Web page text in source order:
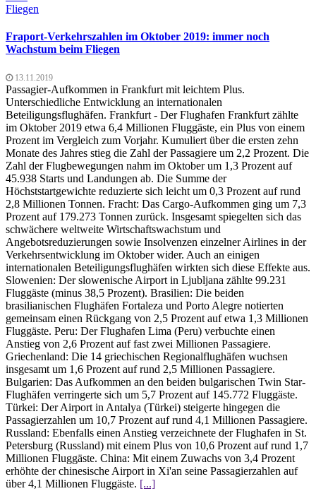
Fraport-Verkehrszahlen im Oktober 2019: immer noch
Wachstum beim Fliegen
13.11.2019
Passagier-Aufkommen in Frankfurt mit leichtem Plus.
Unterschiedliche Entwicklung an internationalen
Beteiligungsflughäfen. Frankfurt - Der Flughafen Frankfurt zählte
im Oktober 2019 etwa 6,4 Millionen Fluggäste, ein Plus von einem
Prozent im Vergleich zum Vorjahr. Kumuliert über die ersten zehn
Monate des Jahres stieg die Zahl der Passagiere um 2,2 Prozent. Die
Zahl der Flugbewegungen nahm im Oktober um 1,3 Prozent auf
45.938 Starts und Landungen ab. Die Summe der
Höchststartgewichte reduzierte sich leicht um 0,3 Prozent auf rund
2,8 Millionen Tonnen. Fracht: Das Cargo-Aufkommen ging um 7,3
Prozent auf 179.273 Tonnen zurück. Insgesamt spiegelten sich das
schwächere weltweite Wirtschaftswachstum und
Angebotsreduzierungen sowie Insolvenzen einzelner Airlines in der
Verkehrsentwicklung im Oktober wider. Auch an einigen
internationalen Beteiligungsflughäfen wirkten sich diese Effekte aus.
Slowenien: Der slowenische Airport in Ljubljana zählte 99.231
Fluggäste (minus 38,5 Prozent). Brasilien: Die beiden
brasilianischen Flughäfen Fortaleza und Porto Alegre notierten
gemeinsam einen Rückgang von 2,5 Prozent auf etwa 1,3 Millionen
Fluggäste. Peru: Der Flughafen Lima (Peru) verbuchte einen
Anstieg von 2,6 Prozent auf fast zwei Millionen Passagiere.
Griechenland: Die 14 griechischen Regionalflughäfen wuchsen
insgesamt um 1,6 Prozent auf rund 2,5 Millionen Passagiere.
Bulgarien: Das Aufkommen an den beiden bulgarischen Twin Star-
Flughäfen verringerte sich um 5,7 Prozent auf 145.772 Fluggäste.
Türkei: Der Airport in Antalya (Türkei) steigerte hingegen die
Passagierzahlen um 10,7 Prozent auf rund 4,1 Millionen Passagiere.
Russland: Ebenfalls einen Anstieg verzeichnete der Flughafen in St.
Petersburg (Russland) mit einem Plus von 10,6 Prozent auf rund 1,7
Millionen Fluggäste. China: Mit einem Zuwachs von 3,4 Prozent
erhöhte der chinesische Airport in Xi'an seine Passagierzahlen auf
über 4,1 Millionen Fluggäste. [...]